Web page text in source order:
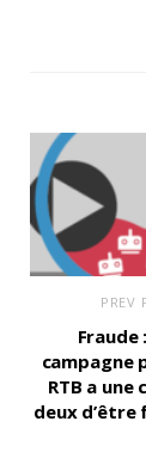
PREV
campagne
RTB a une
deux d’être